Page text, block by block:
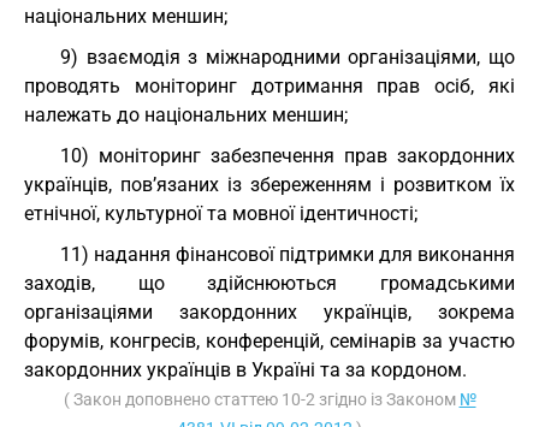
національних меншин;
9) взаємодія з міжнародними організаціями, що
проводять моніторинг дотримання прав осіб, які
належать до національних меншин;
10) моніторинг забезпечення прав закордонних
українців, пов’язаних із збереженням і розвитком їх
етнічної, культурної та мовної ідентичності;
11) надання фінансової підтримки для виконання
заходів, що здійснюються громадськими
організаціями закордонних українців, зокрема
форумів, конгресів, конференцій, семінарів за участю
закордонних українців в Україні та за кордоном.
( Закон доповнено статтею 10-2 згідно із Законом №